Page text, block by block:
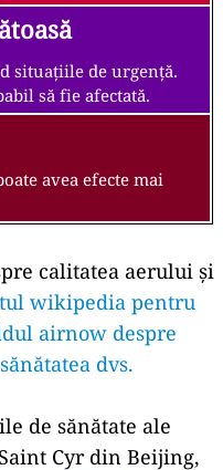
situațiile de urgență.
să fie afectată.
avea efecte mai
calitatea aerului și
wikipedia pentru
airnow despre
dvs.
de sănătate ale
Cyr din Beijing,